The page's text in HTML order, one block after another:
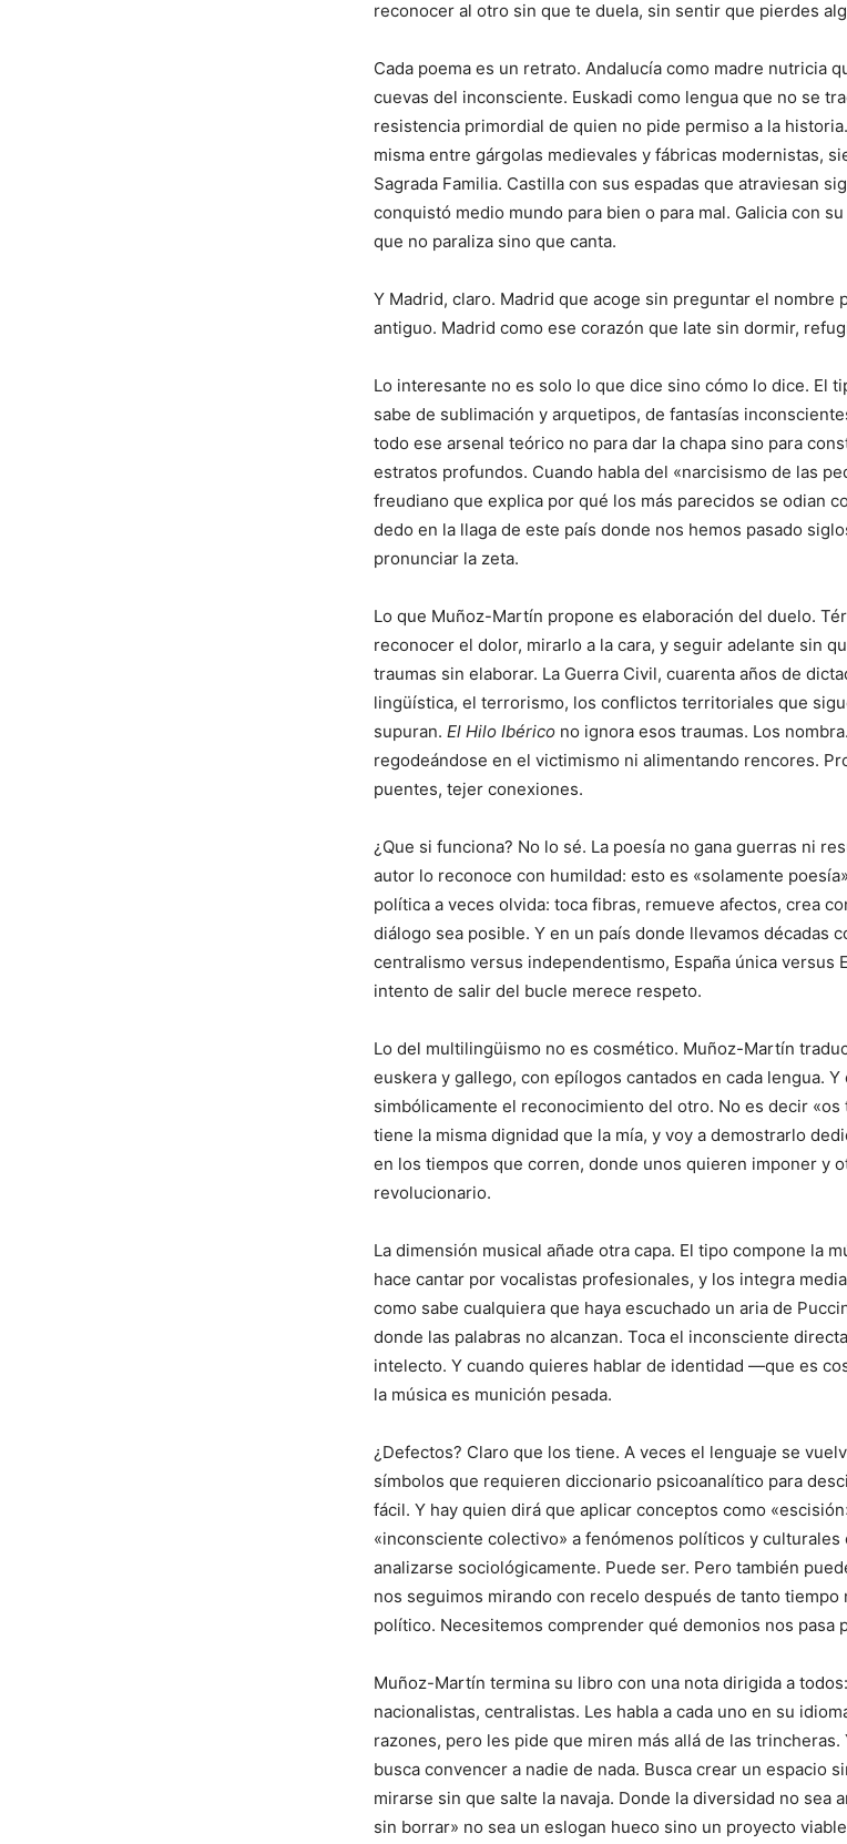
reconocer al otro sin que te duela, sin sentir que pierdes
Cada poema es un retrato. Andalucía como madre nutricia
cuevas del inconsciente. Euskadi como lengua que no se
resistencia primordial de quien no pide permiso a la
misma entre gárgolas medievales y fábricas modernistas,
Sagrada Familia. Castilla con sus espadas que atraviesan
conquistó medio mundo para bien o para mal. Galicia con
que no paraliza sino que canta.
Y Madrid, claro. Madrid que acoge sin preguntar el nombre
antiguo. Madrid como ese corazón que late sin dormir,
Lo interesante no es solo lo que dice sino cómo lo dice. El
sabe de sublimación y arquetipos, de fantasías
todo ese arsenal teórico no para dar la chapa sino para
estratos profundos. Cuando habla del «narcisismo de las
freudiano que explica por qué los más parecidos se odian
dedo en la llaga de este país donde nos hemos pasado
pronunciar la zeta.
Lo que Muñoz-Martín propone es elaboración del duelo.
reconocer el dolor, mirarlo a la cara, y seguir adelante sin
traumas sin elaborar. La Guerra Civil, cuarenta años de
lingüística, el terrorismo, los conflictos territoriales que
supuran. El Hilo Ibérico no ignora esos traumas. Los
regodeándose en el victimismo ni alimentando rencores.
puentes, tejer conexiones.
¿Que si funciona? No lo sé. La poesía no gana guerras ni
autor lo reconoce con humildad: esto es «solamente
política a veces olvida: toca fibras, remueve afectos, crea
diálogo sea posible. Y en un país donde llevamos décadas
centralismo versus independentismo, España única
intento de salir del bucle merece respeto.
Lo del multilingüismo no es cosmético. Muñoz-Martín
euskera y gallego, con epílogos cantados en cada lengua.
simbólicamente el reconocimiento del otro. No es decir
tiene la misma dignidad que la mía, y voy a demostrarlo
en los tiempos que corren, donde unos quieren imponer y
revolucionario.
La dimensión musical añade otra capa. El tipo compone la
hace cantar por vocalistas profesionales, y los integra
como sabe cualquiera que haya escuchado un aria de
donde las palabras no alcanzan. Toca el inconsciente
intelecto. Y cuando quieres hablar de identidad —que es
la música es munición pesada.
¿Defectos? Claro que los tiene. A veces el lenguaje se
símbolos que requieren diccionario psicoanalítico para
fácil. Y hay quien dirá que aplicar conceptos como
«inconsciente colectivo» a fenómenos políticos y
analizarse sociológicamente. Puede ser. Pero también
nos seguimos mirando con recelo después de tanto tiempo
político. Necesitemos comprender qué demonios nos pasa
Muñoz-Martín termina su libro con una nota dirigida a
nacionalistas, centralistas. Les habla a cada uno en su
razones, pero les pide que miren más allá de las
busca convencer a nadie de nada. Busca crear un espacio
mirarse sin que salte la navaja. Donde la diversidad no sea
sin borrar» no sea un eslogan hueco sino un proyecto